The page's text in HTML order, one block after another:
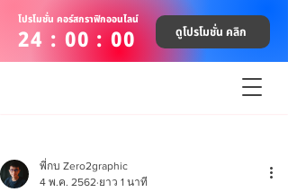
โปรโมชั่น คอร์สกราฟิกออนไลน์
24 : 00 : 00 ดูโปรโมชั่น คลิก
พี่กบ Zero2graphic
4 พ.ค. 2562 ยาว 1 นาที